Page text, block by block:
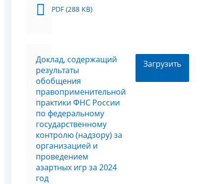
PDF (288 KB)
Доклад, содержащий
результаты
обобщения
правоприменительной
практики ФНС России
по федеральному
государственному
контролю (надзору) за
организацией и
проведением
азартных игр за 2024
год
Загрузить